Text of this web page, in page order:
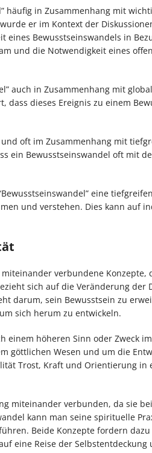
häufig in Zusammenhang mit
er im Kontext der
Bewusstseinswandels in
und die Notwendigkeit eines
auch in Zusammenhang mit
dieses Ereignis zu einem
oft im Zusammenhang mit
ein Bewusstseinswandel oft mit
eine
und verstehen. Dies kann auf
verbundene
sich auf die Veränderung der
darum, sein Bewusstsein zu
sich herum zu entwickeln.
höheren Sinn oder Zweck
göttlichen Wesen und um die
Trost, Kraft und Orientierung in
miteinander verbunden, da sie
kann man seine spirituelle
Beide Konzepte fordern
eine Reise der